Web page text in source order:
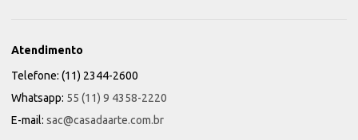
Atendimento
Telefone: (11) 2344-2600
Whatsapp: 55 (11) 9 4358-2220
E-mail: sac@casadaarte.com.br